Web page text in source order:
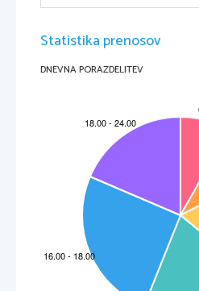
Mauriceom Wilkinsonom za svoje
DNK. Odločila sta se, da bosta poskusila
model iz dveh vijačnic. Watson je
baz citozena in gvanina ustreza paru
ključna ugotovitev, tako da sta lahko
DNK je kratica za
Molekula DNK je zgrajena iz sladkorno-
se vežejo štiri baze:
Med seboj se vedno vežejo adenin
pomeni, da je količina adenina vedno
timina vedno enaka količini citozena.
fosfodienskimi vezmi in tako dobimo
verigi DNK se ovijeta druga okrog
ki ima premer 2 nanometra. To vrsto
To pa ni edina vrsta vijačnice. Obstaja
DNK v koncentrirani raztopini soli (oblika
ki se pojavlja na začetku homologne
enojna veriga vrine v dvojno vijačnico.
Statistika prenosov
DNEVNA PORAZDELITEV